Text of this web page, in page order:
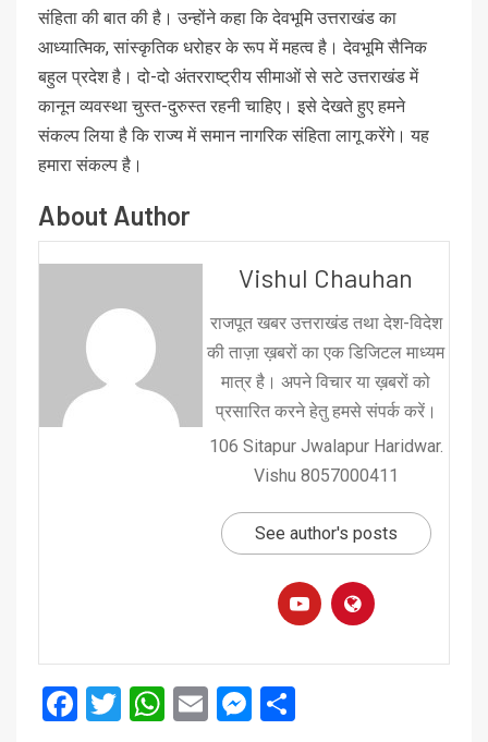
संहिता की बात की है। उन्होंने कहा कि देवभूमि उत्तराखंड का
आध्यात्मिक, सांस्कृतिक धरोहर के रूप में महत्व है। देवभूमि सैनिक
बहुल प्रदेश है। दो-दो अंतरराष्ट्रीय सीमाओं से सटे उत्तराखंड में
कानून व्यवस्था चुस्त-दुरुस्त रहनी चाहिए। इसे देखते हुए हमने
संकल्प लिया है कि राज्य में समान नागरिक संहिता लागू करेंगे। यह
हमारा संकल्प है।
About Author
Vishul Chauhan
राजपूत खबर उत्तराखंड तथा देश-विदेश
की ताज़ा ख़बरों का एक डिजिटल माध्यम
मात्र है। अपने विचार या ख़बरों को
प्रसारित करने हेतु हमसे संपर्क करें।
106 Sitapur Jwalapur Haridwar.
Vishu 8057000411
See author's posts
Facebook
Twitter
WhatsApp
EmailMessenger